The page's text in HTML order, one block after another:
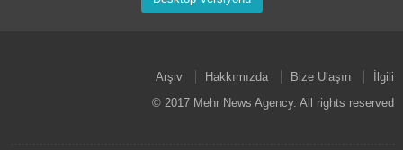
Arşiv Hakkımızda Bize Ulaşın
İlgili
© 2017 Mehr News Agency. All rights reserved